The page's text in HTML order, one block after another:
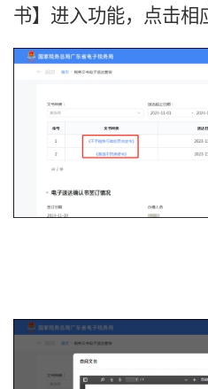
书】进入功能，点击相